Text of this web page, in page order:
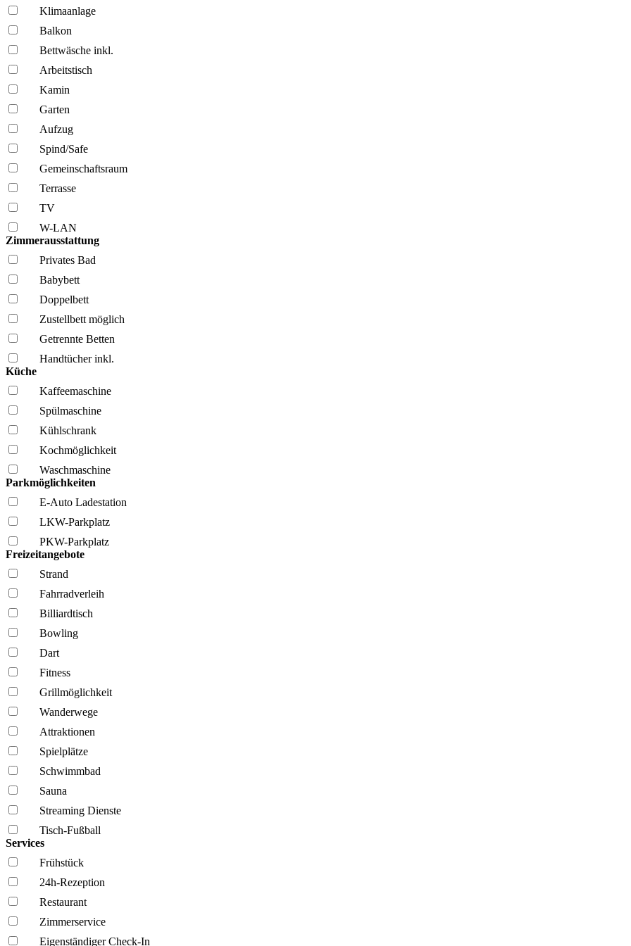
Klima­anlage
Balkon
Bettwäsche inkl.
Arbeitstisch
Kamin
Garten
Aufzug
Spind/Safe
Gemeinschafts­raum
Terrasse
TV
W-LAN
Zimmerausstattung
Privates Bad
Babybett
Doppelbett
Zustellbett möglich
Getrennte Betten
Handtücher inkl.
Küche
Kaffee­maschine
Spül­maschine
Kühl­schrank
Kochmöglich­keit
Wasch­maschine
Parkmöglichkeiten
E-Auto Ladestation
LKW-Parkplatz
PKW-Parkplatz
Freizeitangebote
Strand
Fahrrad­verleih
Billiardtisch
Bowling
Dart
Fitness
Grillmöglich­keit
Wanderwege
Attraktionen
Spielplätze
Schwimmbad
Sauna
Streaming Dienste
Tisch-Fußball
Services
Frühstück
24h-Rezeption
Restaurant
Zimmerservice
Eigenständiger Check-In